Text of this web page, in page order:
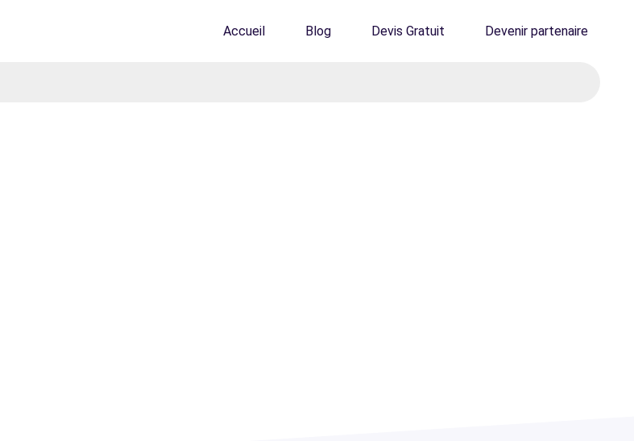
Accueil Blog Devis Gratuit Devenir partenaire